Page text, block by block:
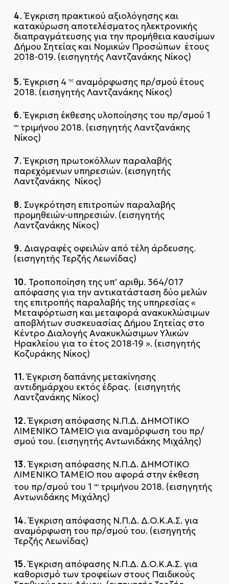
4.Έγκριση πρακτικού αξιολόγησης και
κατακύρωση αποτελέσματος ηλεκτρονικής
διαπραγμάτευσης για την προμήθεια καυσίμων
Δήμου Σητείας και Νομικών Προσώπων έτους
2018-019. (εισηγητής Λαντζανάκης Νίκος)
5.Έγκριση 4 ηςαναμόρφωσης πρ/σμού έτους
2018. (εισηγητής Λαντζανάκης Νίκος)
6.Έγκριση έκθεσης υλοποίησης του πρ/σμού 1
ουτριμήνου 2018. (εισηγητής Λαντζανάκης
Νίκος)
7.Έγκριση πρωτοκόλλων παραλαβής
παρεχόμενων υπηρεσιών. (εισηγητής
Λαντζανάκης Νίκος)
8. Συγκρότηση επιτροπών παραλαβής
προμηθειών-υπηρεσιών. (εισηγητής
Λαντζανάκης Νίκος)
9. Διαγραφές οφειλών από τέλη άρδευσης.
(εισηγητής Τερζής Λεωνίδας)
10. Τροποποίηση της υπ’ αριθμ. 364/017
απόφασης για την αντικατάσταση δύο μελών
της επιτροπής παραλαβής της υπηρεσίας «
Μεταφόρτωση και μεταφορά ανακυκλώσιμων
αποβλήτων συσκευασίας Δήμου Σητείας στο
Κέντρο Διαλογής Ανακυκλώσιμων Υλικών
Ηρακλείου για το έτος 2018-19 ». (εισηγητής
Κοζυράκης Νίκος)
11.Έγκριση δαπάνης μετακίνησης
αντιδημάρχου εκτός έδρας. (εισηγητής
Λαντζανάκης Νίκος)
12.Έγκριση απόφασης Ν.Π.Δ. ΔΗΜΟΤΙΚΟ
ΛΙΜΕΝΙΚΟ ΤΑΜΕΙΟ για αναμόρφωση του πρ/
σμού του. (εισηγητής Αντωνιδάκης Μιχάλης)
13.Έγκριση απόφασης Ν.Π.Δ. ΔΗΜΟΤΙΚΟ
ΛΙΜΕΝΙΚΟ ΤΑΜΕΙΟ που αφορά στην έκθεση
του πρ/σμού του 1 ουτριμήνου 2018. (εισηγητής
Αντωνιδάκης Μιχάλης)
14.Έγκριση απόφασης Ν.Π.Δ. Δ.Ο.Κ.Α.Σ. για
αναμόρφωση του πρ/σμού του. (εισηγητής
Τερζής Λεωνίδας)
15.Έγκριση απόφασης Ν.Π.Δ. Δ.Ο.Κ.Α.Σ. για
καθορισμό των τροφείων στους Παιδικούς